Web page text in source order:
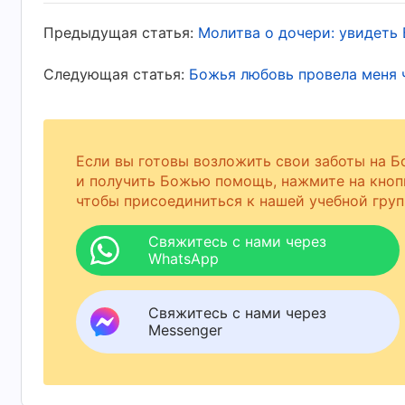
всех пальцев левой ноги, повреждения
тела. Я думала о том, как счастлив был
вечером, а теперь он был таким... Чем
поверхностным, а лицо — восковым, будто
родственники плакали и говорили, что он
собирается покинуть нас, я чувствовала,
больно. В то же время я осознала,
бессильны перед лицом болезни. Все, что
надеяться на Него и вверить Ему своего
«Неисследимы пути Божьи», в котором
знает весь масштаб деяний Твоих? Мы
Предыдущая статья: Молитва о дочери: увидеть
Следующая статья: Божья любовь провела меня
Если вы готовы возложить свои заботы на
и получить Божью помощь, нажмите на
чтобы присоединиться к нашей учебной
Свяжитесь с нами через
WhatsApp
Свяжитесь с нами через
Messenger